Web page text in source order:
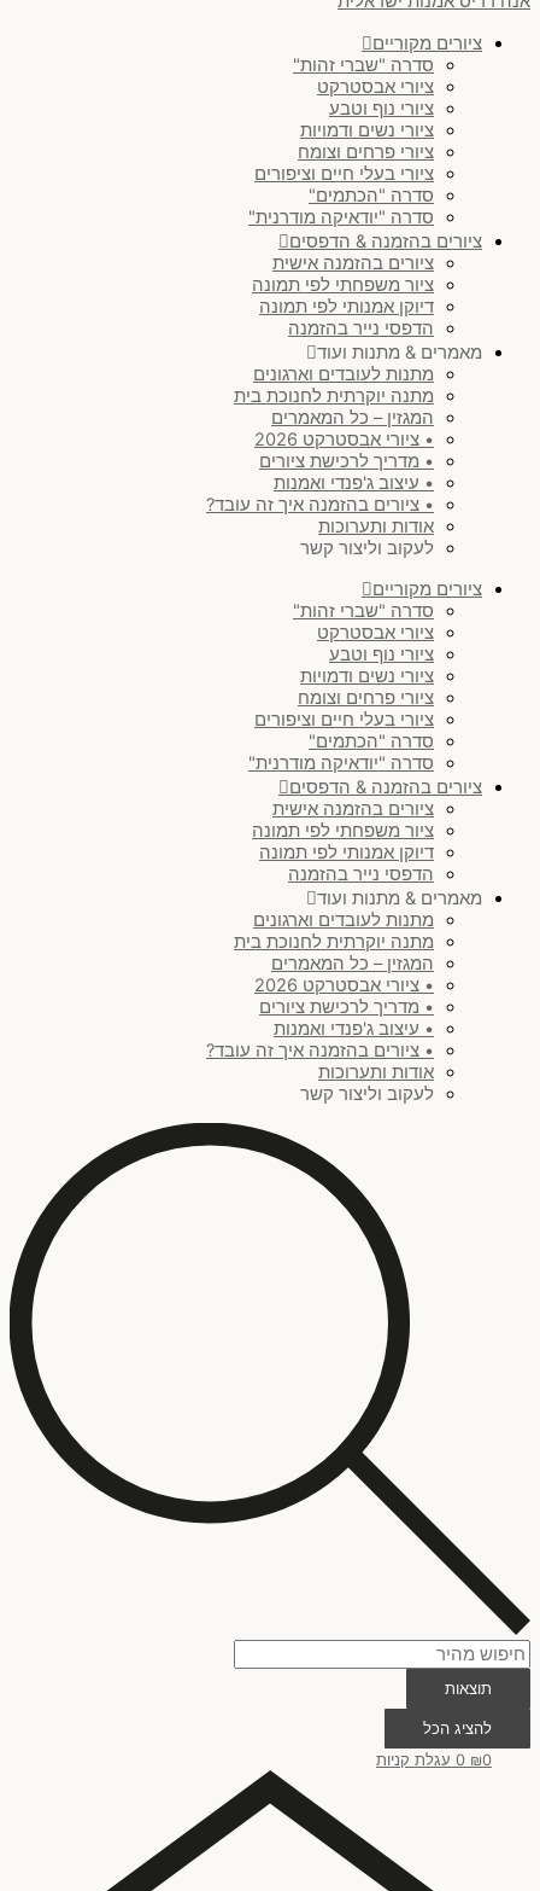
ציורים מקוריים
סדרה "שברי זהות"
ציורי אבסטרקט
ציורי נוף וטבע
ציורי נשים ודמויות
ציורי פרחים וצומח
ציורי בעלי חיים וציפורים
סדרה "הכתמים"
סדרה "יודאיקה מודרנית"
ציורים בהזמנה & הדפסים
ציורים בהזמנה אישית
ציור משפחתי לפי תמונה
דיוקן אמנותי לפי תמונה
הדפסי נייר בהזמנה
מאמרים & מתנות ועוד
מתנות לעובדים וארגונים
מתנה יוקרתית לחנוכת בית
המגזין – כל המאמרים
• ציורי אבסטרקט 2026
• מדריך לרכישת ציורים
• עיצוב ג'פנדי ואמנות
• ציורים בהזמנה איך זה עובד?
אודות ותערוכות
לעקוב וליצור קשר
ציורים מקוריים
סדרה "שברי זהות"
ציורי אבסטרקט
ציורי נוף וטבע
ציורי נשים ודמויות
ציורי פרחים וצומח
ציורי בעלי חיים וציפורים
סדרה "הכתמים"
סדרה "יודאיקה מודרנית"
ציורים בהזמנה & הדפסים
ציורים בהזמנה אישית
ציור משפחתי לפי תמונה
דיוקן אמנותי לפי תמונה
הדפסי נייר בהזמנה
מאמרים & מתנות ועוד
מתנות לעובדים וארגונים
מתנה יוקרתית לחנוכת בית
המגזין – כל המאמרים
• ציורי אבסטרקט 2026
• מדריך לרכישת ציורים
• עיצוב ג'פנדי ואמנות
• ציורים בהזמנה איך זה עובד?
אודות ותערוכות
לעקוב וליצור קשר
תוצאות
להציג הכל
₪0
0 עגלת קניות